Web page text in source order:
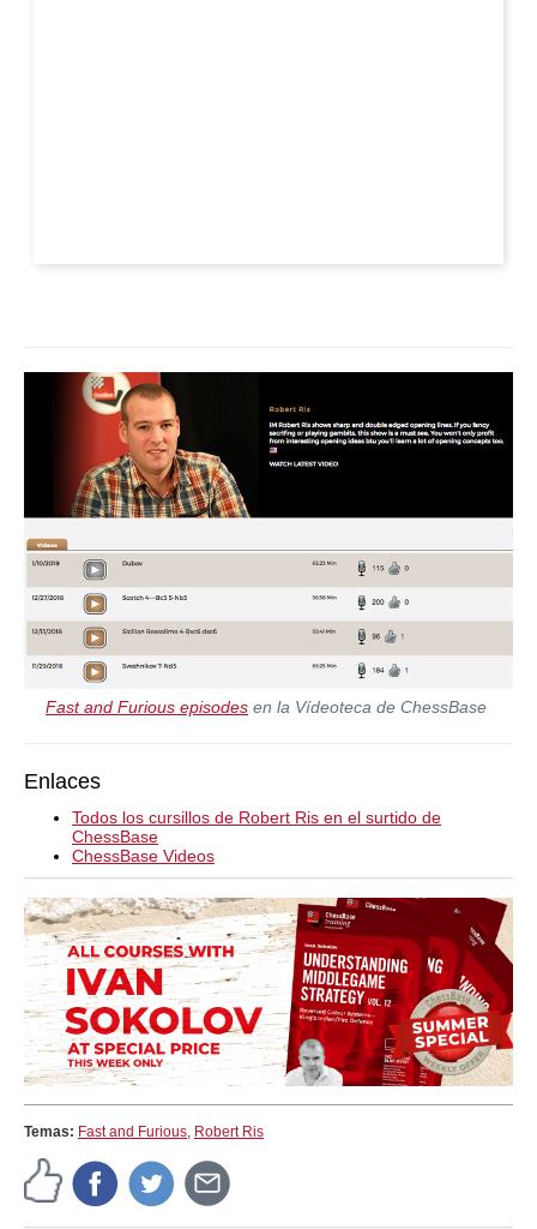
Fast and Furious episodes en la Vídeoteca de ChessBase
Enlaces
Todos los cursillos de Robert Ris en el surtido de
ChessBase
ChessBase Videos
Temas: Fast and Furious, Robert Ris